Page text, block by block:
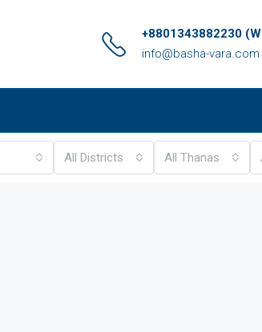
+8801343882230
info@basha-vara.com
All Districts All Thanas